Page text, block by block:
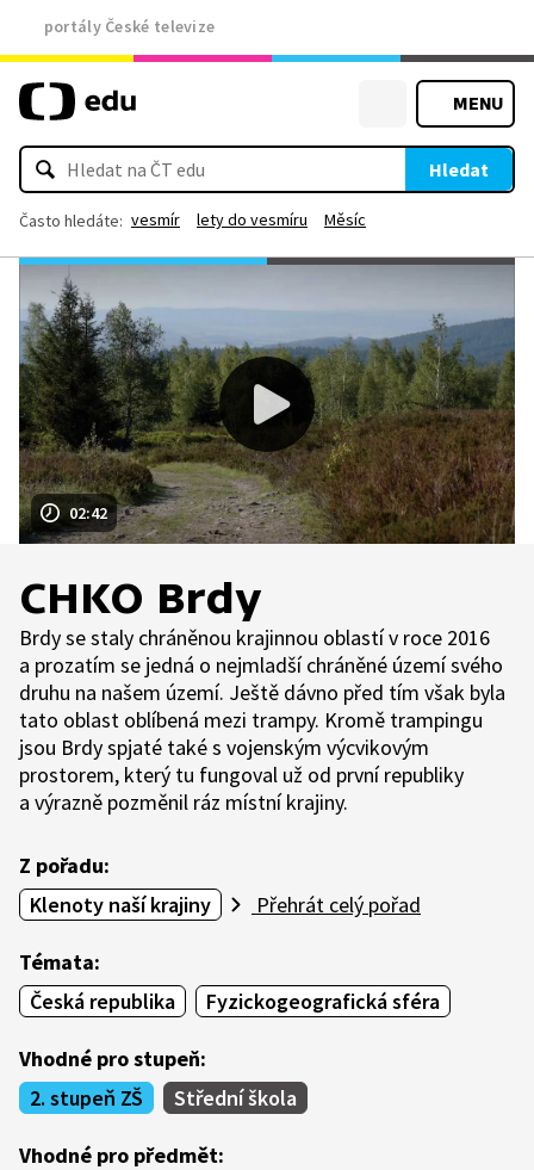
portály České televize
MENU
Hledat
Často hledáte: vesmír lety do vesmíru Měsíc
02:42
CHKO Brdy
Brdy se staly chráněnou krajinnou oblastí v roce 2016
a prozatím se jedná o nejmladší chráněné území svého
druhu na našem území. Ještě dávno před tím však byla
tato oblast oblíbená mezi trampy. Kromě trampingu
jsou Brdy spjaté také s vojenským výcvikovým
prostorem, který tu fungoval už od první republiky
a výrazně pozměnil ráz místní krajiny.
Z pořadu:
Klenoty naší krajiny
Přehrát celý pořad
Témata:
Česká republika
Fyzickogeografická sféra
Vhodné pro stupeň:
2. stupeň ZŠ
Střední škola
Vhodné pro předmět: